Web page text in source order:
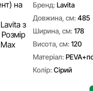
Бренд: Lavita
Довжина, см: 485
Ширина, см: 178
Висота, см: 120
Матеріал:
Колір: Сірий